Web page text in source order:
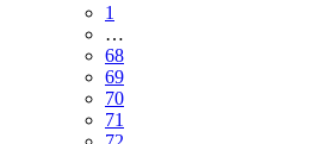
1
…
68
69
70
71